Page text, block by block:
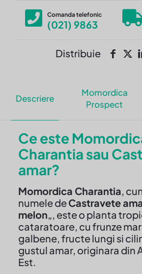
Comanda telefonic
(021) 9863
Distribuie
Descriere
Momordica
Prospect
Ce este
Charantia sau
amar?
Momordica Charantia,
numele deCastravete
melon„, este o planta
cataratoare, cu frunze
galbene, fructe lungi si
gustul amar, originara din
Est.